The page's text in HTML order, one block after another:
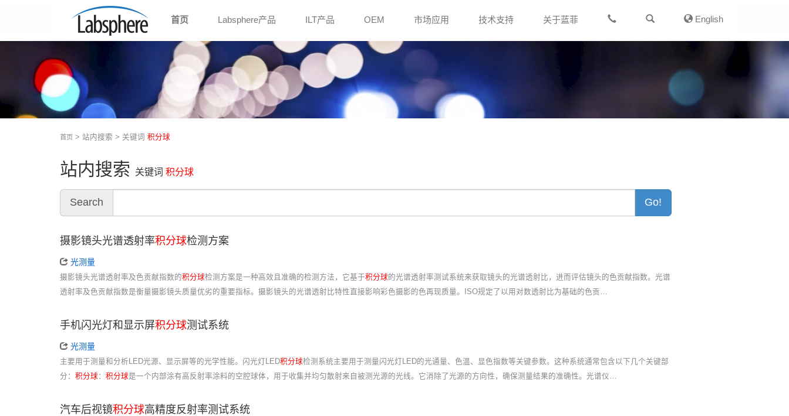
首页 Labsphere产品 ILT产品 OEM 市场应用 技术支持 关于蓝菲 English
首页 > 站内搜索 > 关键词 积分球
站内搜索 关键词 积分球
Search Go!
摄影镜头光谱透射率积分球检测方案
光测量
摄影镜头光谱透射率及色贡献指数的积分球检测方案是一种高效且准确的检测方法，它基于积分球的光谱透射率测试系统来获取镜头的光谱透射比，进而评估镜头的色贡献指数。光谱
透射率及色贡献指数是衡量摄影镜头质量优劣的重要指标。摄影镜头的光谱透射比特性直接影响彩色摄影的色再现质量。ISO规定了以用对数透射比为基础的色贡…
手机闪光灯和显示屏积分球测试系统
光测量
主要用于测量和分析LED光源、显示屏等的光学性能。闪光灯LED积分球检测系统主要用于测量闪光灯LED的光通量、色温、显色指数等关键参数。这种系统通常包含以下几个关键部
分： 积分球 ： 积分球是一个内部涂有高反射率涂料的空腔球体，用于收集并均匀散射来自被测光源的光线。它消除了光源的方向性，确保测量结果的准确性。光谱仪…
汽车后视镜积分球高精度反射率测试系统